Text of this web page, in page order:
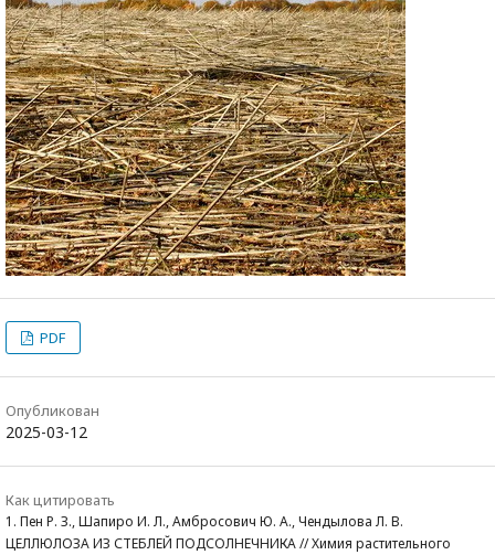
PDF
Опубликован
2025-03-12
Как цитировать
1. Пен Р. З., Шапиро И. Л., Амбросович Ю. А., Чендылова Л. В.
ЦЕЛЛЮЛОЗА ИЗ СТЕБЛЕЙ ПОДСОЛНЕЧНИКА // Химия растительного